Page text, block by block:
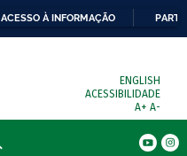
ACESSO À INFORMAÇÃO
ENGLISH
ACESSIBILIDADE
A+ A-